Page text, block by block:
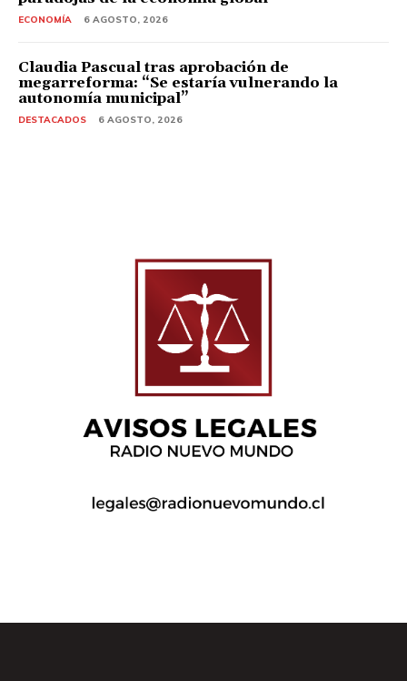
ECONOMÍA 6 AGOSTO, 2026
Claudia Pascual tras aprobación de
megarreforma: “Se estaría vulnerando la
autonomía municipal”
DESTACADOS 6 AGOSTO, 2026